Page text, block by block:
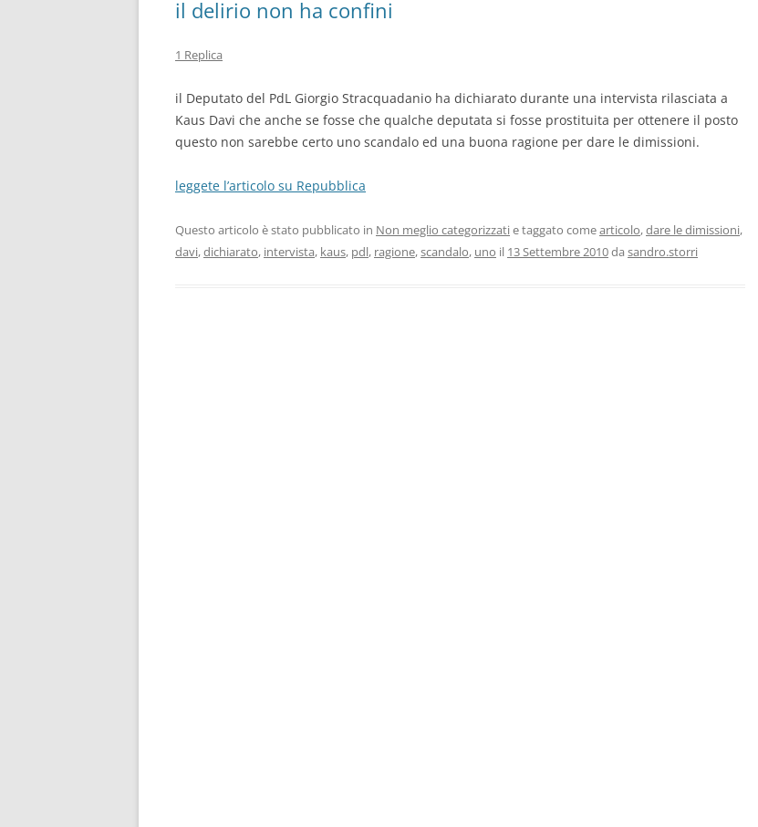
il delirio non ha confini
1 Replica
il Deputato del PdL Giorgio Stracquadanio ha dichiarato durante una intervista rilasciata a
Kaus Davi che anche se fosse che qualche deputata si fosse prostituita per ottenere il posto
questo non sarebbe certo uno scandalo ed una buona ragione per dare le dimissioni.
leggete l’articolo su Repubblica
Questo articolo è stato pubblicato in Non meglio categorizzatie taggato comearticolo,dare le dimissioni,
davi,dichiarato, intervista, kaus, pdl, ragione,scandalo, uno il 13 Settembre 2010da sandro.storri